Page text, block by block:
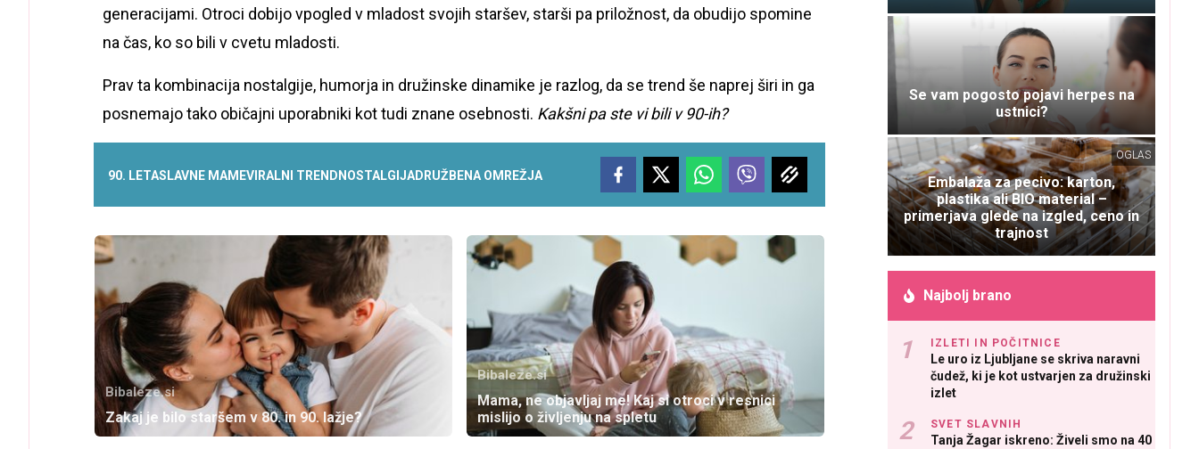
generacijami. Otroci dobijo vpogled v mladost svojih staršev, starši pa priložnost, da obudijo spomine
na čas, ko so bili v cvetu mladosti.
Prav ta kombinacija nostalgije, humorja in družinske dinamike je razlog, da se trend še naprej širi in ga
posnemajo tako običajni uporabniki kot tudi znane osebnosti. Kakšni pa ste vi bili v 90-ih?
90. LETASLAVNE MAMEVIRALNI TREND NOSTALGIJADRUŽBENA OMREŽJA
Bibaleze.si
Zakaj je bilo staršem v 80. in 90. lažje?
Bibaleze.si
Mama, ne objavljaj me! Kaj si otroci v resnici
mislijo o življenju na spletu
Se vam pogosto pojavi herpes na
ustnici?
OGLAS
Embalaža za pecivo: karton,
plastika ali BIO material –
primerjava glede na izgled, ceno in
trajnost
Najbolj brano
IZLETI IN POČITNICE
Le uro iz Ljubljane se skriva naravni
čudež, ki je kot ustvarjen za družinski
izlet
SVET SLAVNIH
Tanja Žagar iskreno: Živeli smo na 40